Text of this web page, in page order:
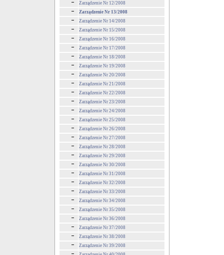
Zarządzenie Nr 12/2008
Zarządzenie Nr 13/2008
Zarządzenie Nr 14/2008
Zarządzenie Nr 15/2008
Zarządzenie Nr 16/2008
Zarządzenie Nr 17/2008
Zarządzenie Nr 18/2008
Zarządzenie Nr 19/2008
Zarządzenie Nr 20/2008
Zarządzenie Nr 21/2008
Zarządzenie Nr 22/2008
Zarządzenie Nr 23/2008
Zarządzenie Nr 24/2008
Zarządzenie Nr 25/2008
Zarządzenie Nr 26/2008
Zarządzenie Nr 27/2008
Zarządzenie Nr 28/2008
Zarządzenie Nr 29/2008
Zarządzenie Nr 30/2008
Zarządzenie Nr 31/2008
Zarządzenie Nr 32/2008
Zarządzenie Nr 33/2008
Zarządzenie Nr 34/2008
Zarządzenie Nr 35/2008
Zarządzenie Nr 36/2008
Zarządzenie Nr 37/2008
Zarządzenie Nr 38/2008
Zarządzenie Nr 39/2008